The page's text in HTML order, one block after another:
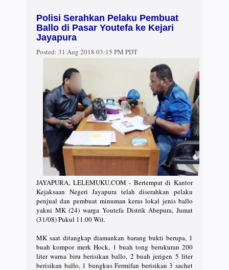
Polisi Serahkan Pelaku Pembuat
Ballo di Pasar Youtefa ke Kejari
Jayapura
Posted: 31 Aug 2018 03:15 PM PDT
JAYAPURA, LELEMUKU.COM - Bertempat di Kantor
Kejaksaan Negeri Jayapura telah diserahkan pelaku
penjual dan pembuat minuman keras lokal jenis ballo
yakni MK (24) warga Youtefa Distrik Abepura, Jumat
(31/08) Pukul 11.00 Wit.
MK saat ditangkap diamankan barang bukti berupa, 1
buah kompor merk Hock, 1 buah tong berukuran 200
liter warna biru berisikan ballo, 2 buah jerigen 5 liter
berisikan ballo, 1 bungkus Fermifan berisikan 3 sachet